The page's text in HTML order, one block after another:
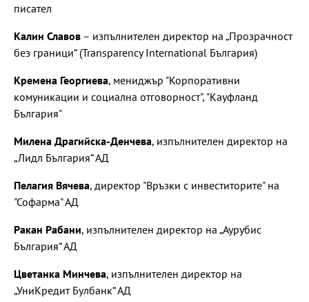
писател
Калин Славов – изпълнителен директор на „Прозрачност
без граници“ (Transparency International България)
Кремена Георгиева, мениджър "Корпоративни
комуникации и социална отговорност", "Кауфланд
България"
Милена Драгийска-Денчева, изпълнителен директор на
„Лидл България“ АД
Пелагия Вячева, директор "Връзки с инвеститорите" на
"Софарма" АД
Ракан Рабани, изпълнителен директор на „Аурубис
България“ АД
Цветанка Минчева, изпълнителен директор на
„УниКредит Булбанк“ АД